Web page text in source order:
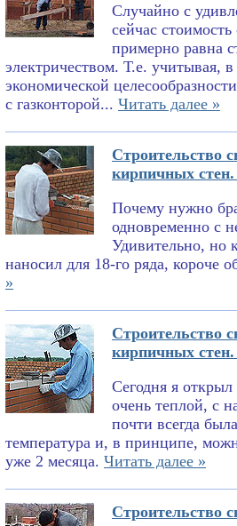
Случайно с
сейчас стоимость
примерно равна
электричеством. Т.е. учитывая,
экономической
с газконторой... Читать далее »
Строительство
кирпичных
Почему нужно
одновременно с
Удивительно, но
наносил для 18-го ряда, короче
»
Строительство
кирпичных
Сегодня я
очень теплой, с
почти всегда
температура и, в принципе,
уже 2 месяца. Читать далее »
Строительство